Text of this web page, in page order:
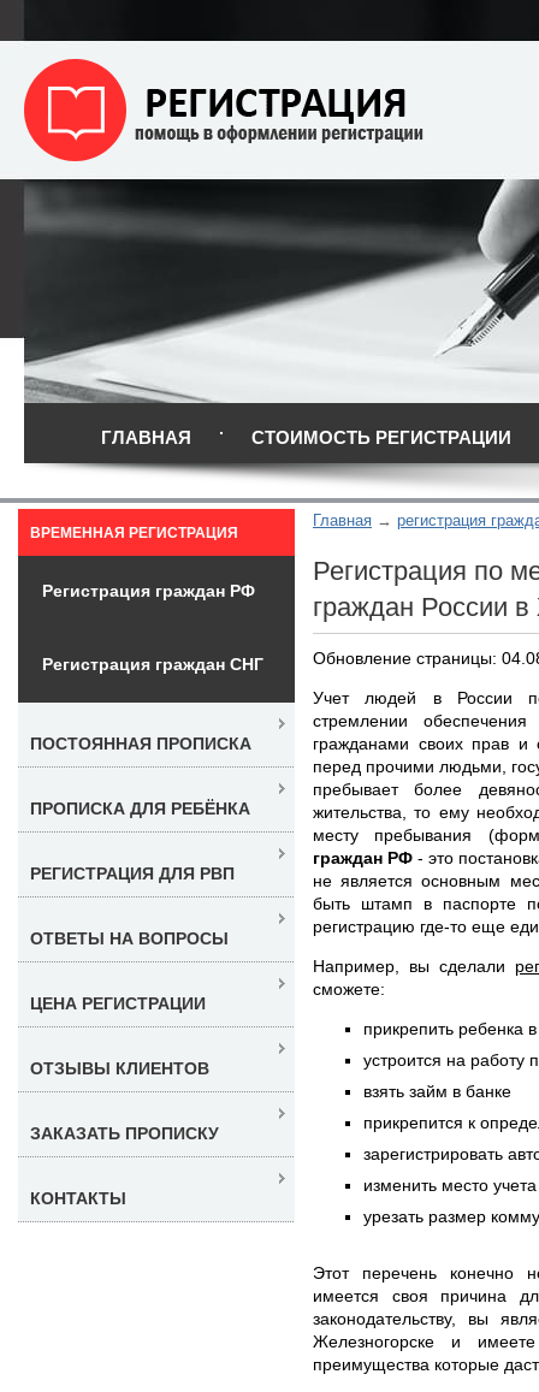
ГЛАВНАЯ СТОИМОСТЬ РЕГИСТРАЦИИ
Главная регистрация
Регистрация по
граждан России в
Обновление страницы:
Учет людей в России
стремлении
гражданами своих прав и
перед прочими людьми,
пребывает более
жительства, то ему
месту пребывания
граждан РФ - это
не является основным
быть штамп в паспорте
регистрацию где-то еще
Например, вы сделали
сможете:
прикрепить ребенка
устроится на работу
взять займ в банке
прикрепится к
зарегистрировать
изменить место
урезать размер
Этот перечень конечно
имеется своя причина
законодательству, вы
Железногорске и
преимущества которые
ВРЕМЕННАЯ РЕГИСТРАЦИЯ
Регистрация граждан РФ
Регистрация граждан СНГ
ПОСТОЯННАЯ ПРОПИСКА
ПРОПИСКА ДЛЯ РЕБЁНКА
РЕГИСТРАЦИЯ ДЛЯ РВП
ОТВЕТЫ НА ВОПРОСЫ
ЦЕНА РЕГИСТРАЦИИ
ОТЗЫВЫ КЛИЕНТОВ
ЗАКАЗАТЬ ПРОПИСКУ
КОНТАКТЫ